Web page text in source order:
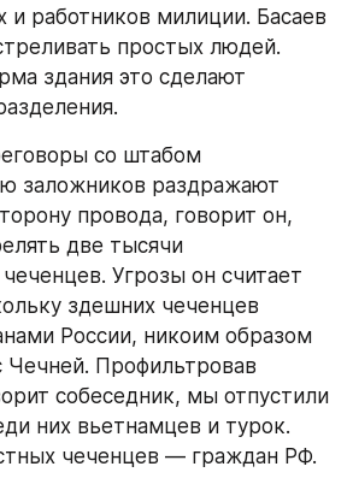
работников милиции. Басаев
простых людей.
здания это сделают
со штабом
заложников раздражают
провода, говорит он,
две тысячи
Угрозы он считает
здешних чеченцев
России, никоим образом
Чечней. Профильтровав
собеседник, мы отпустили
них вьетнамцев и турок.
чеченцев — граждан РФ.